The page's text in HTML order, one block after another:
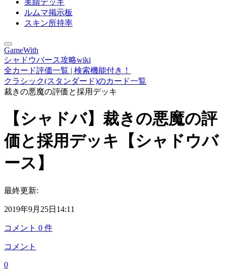
実績デッキ
ルムマ掲示板
スキン所持率
GameWith
シャドウバース攻略wiki
全カード評価一覧 | 検索機能付き！
クラシック(スタンダード)のカード一覧
裁きの悪魔の評価と採用デッキ
【シャドバ】裁きの悪魔の評
価と採用デッキ【シャドウバ
ース】
最終更新:
2019年9月25日14:11
コメント 0 件
コメント
0